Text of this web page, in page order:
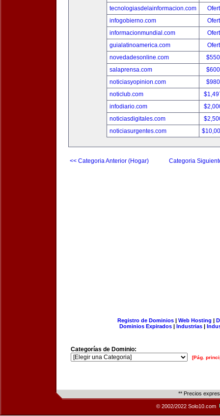
tecnologiasdelainformacion.com
infogobierno.com
informacionmundial.com
guialatinoamerica.com
novedadesonline.com
salaprensa.com
noticiasyopinion.com
noticlub.com
infodiario.com
noticiasdigitales.com
noticiasurgentes.com
<< Categoria Anterior (Hogar) Categoria
Registro de Dominios| Web Hosting |
Dominios Expirados | Industrias |
Categorías de Dominio:
[Pág.
** Precios
© 2002/2022 Solo10.com